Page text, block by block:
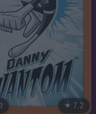
7.2